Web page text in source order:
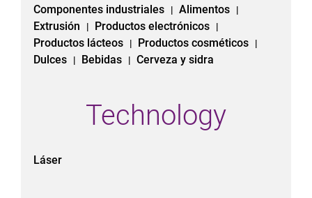
Componentes industriales | Alimentos |
Extrusión | Productos electrónicos |
Productos lácteos | Productos cosméticos |
Dulces | Bebidas | Cerveza y sidra
Technology
Láser